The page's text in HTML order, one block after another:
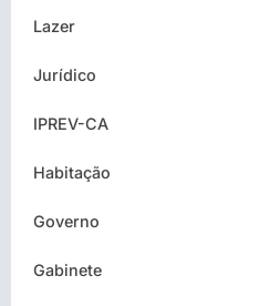
Lazer
Jurídico
IPREV-CA
Habitação
Governo
Gabinete